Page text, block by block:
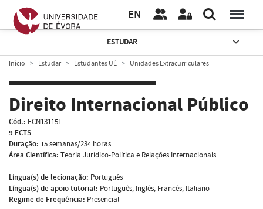
EN
ESTUDAR
Início Estudar Estudantes UÉ Unidades Extracurriculares
Direito Internacional Público
Cód.: ECN13115L
9 ECTS
Duração: 15 semanas/234 horas
Área Científica: Teoria Jurídico-Política e Relações Internacionais
Língua(s) de lecionação: Português
Língua(s) de apoio tutorial: Português, Inglês, Francês, Italiano
Regime de Frequência: Presencial